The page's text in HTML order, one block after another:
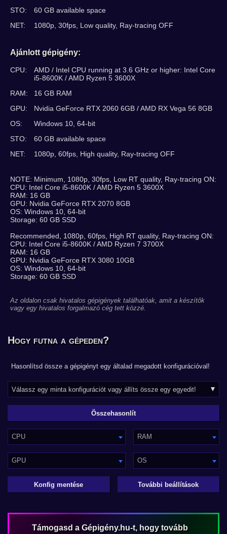
STO:
60 GB available space
NET:
1080p, 30fps, Low quality, Ray-tracing OFF
Ajánlott gépigény:
CPU:
AMD / Intel CPU running at 3.6 GHz or higher: Intel Core
i5-8600K / AMD Ryzen 5 3600X
RAM:
16 GB RAM
GPU:
Nvidia GeForce RTX 2060 6GB / AMD RX Vega 56 8GB
OS:
Windows 10, 64-bit
STO:
60 GB available space
NET:
1080p, 60fps, High quality, Ray-tracing OFF
NOTE: Minimum, 1080p, 30fps, Low RT quality, Ray-tracing ON:
CPU: Intel Core i5-8600K / AMD Ryzen 5 3600X
RAM: 16 GB
GPU: Nvidia GeForce RTX 2070 8GB
OS: Windows 10, 64-bit
Storage: 60 GB SSD
Recommended, 1080p, 60fps, High RT quality, Ray-tracing ON:
CPU: Intel Core i5-8600K / AMD Ryzen 7 3700X
RAM: 16 GB
GPU: Nvidia GeForce RTX 3080 10GB
OS: Windows 10, 64-bit
Storage: 60 GB SSD
Az oldalon csak hivatalos gépigények találhatóak, amit a készítők
vagy egy hivatalos forgalmazó cég tett közzé.
Hogy futna a gépeden?
Hasonlítsd össze a gépigényt egy általad megadott konfigurációval!
CPU RAM
GPU OS
Konfig mentése További beállítások
Támogasd a Gépigény.hu-t, hogy tovább